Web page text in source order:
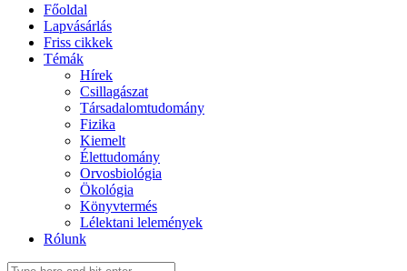
Főoldal
Lapvásárlás
Friss cikkek
Témák
Hírek
Csillagászat
Társadalomtudomány
Fizika
Kiemelt
Élettudomány
Orvosbiológia
Ökológia
Könyvtermés
Lélektani lelemények
Rólunk